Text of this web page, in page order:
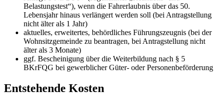
Belastungstest“), wenn die Fahrerlaubnis über das 50.
Lebensjahr hinaus verlängert werden soll (bei Antragstellung
nicht älter als 1 Jahr)
aktuelles, erweitertes, behördliches Führungszeugnis (bei der
Wohnsitzgemeinde zu beantragen, bei Antragstellung nicht
älter als 3 Monate)
ggf. Bescheinigung über die Weiterbildung nach § 5
BKrFQG bei gewerblicher Güter- oder Personenbeförderung
Entstehende Kosten